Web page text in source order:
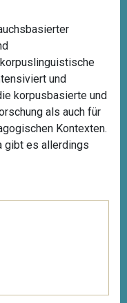
und
korpusbasierte und
als auch für
Kontexten.
gibt es allerdings